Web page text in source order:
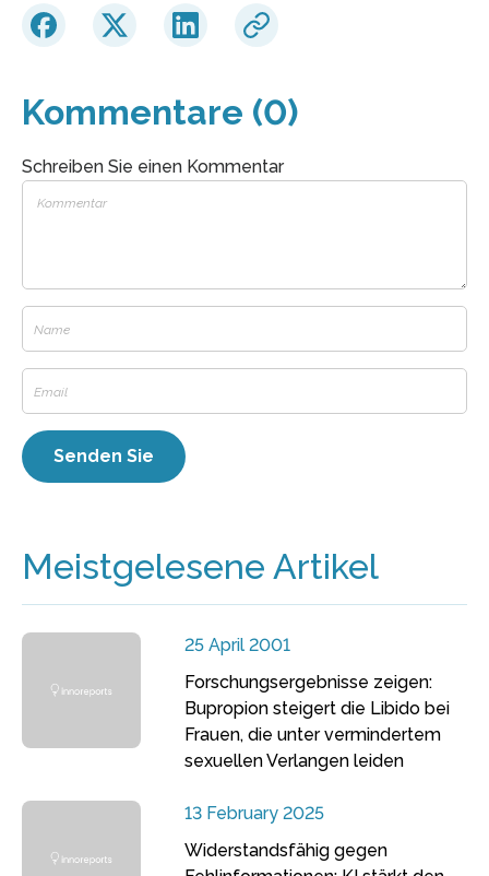
Kommentare (0)
Schreiben Sie einen Kommentar
Meistgelesene Artikel
25 April 2001
Forschungsergebnisse zeigen:
Bupropion steigert die Libido bei
Frauen, die unter vermindertem
sexuellen Verlangen leiden
13 February 2025
Widerstandsfähig gegen